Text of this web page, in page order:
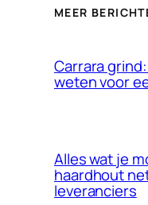
MEER
Carrara
weten voor
Alles wat je
haardhout
leveranciers